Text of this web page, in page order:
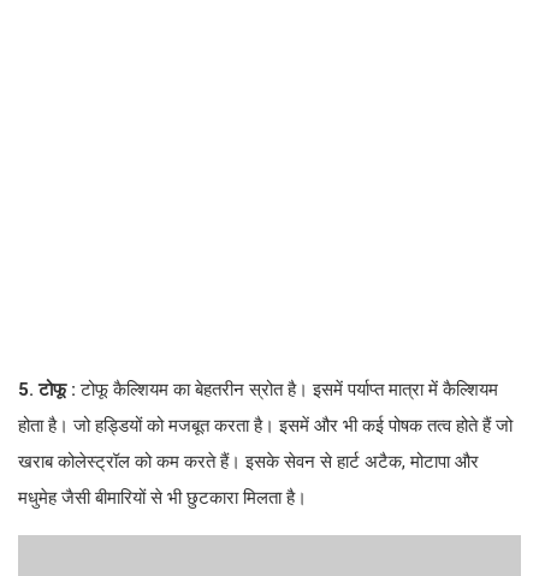
5. टोफू : टोफू कैल्शियम का बेहतरीन स्रोत है। इसमें पर्याप्त मात्रा में कैल्शियम
होता है। जो हड्डियों को मजबूत करता है। इसमें और भी कई पोषक तत्व होते हैं जो
खराब कोलेस्ट्रॉल को कम करते हैं। इसके सेवन से हार्ट अटैक, मोटापा और
मधुमेह जैसी बीमारियों से भी छुटकारा मिलता है।